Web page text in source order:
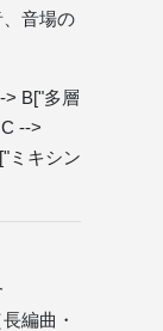
音場の
> B["多層
-->
ミキシン
編曲・